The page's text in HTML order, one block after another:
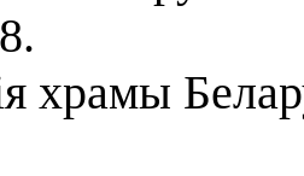
храмы